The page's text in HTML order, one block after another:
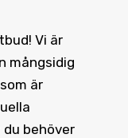
Vi är
mångsidig
är
behöver